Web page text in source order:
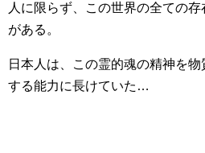
人に限らず、この世界の全ての
がある。
日本人は、この霊的魂の精神を
する能力に長けていた…